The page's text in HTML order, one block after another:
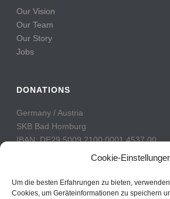
Cookie-
Um die besten Erfahrungen zu bieten,
Cookies, um Geräteinformationen zu speichern
Our Vision
Our Team
Our Story
Jobs
DONATIONS
Germany / Austria
SKB Bad Homburg
IBAN: DE29 5009 2100 0001 4537 00
BIC: GENODE51BH2
Switzerland
PostFinance